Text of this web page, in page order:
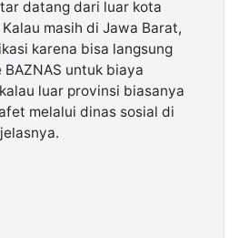
datang dari luar kota
masih di Jawa Barat,
karena bisa langsung
untuk biaya
luar provinsi biasanya
melalui dinas sosial di